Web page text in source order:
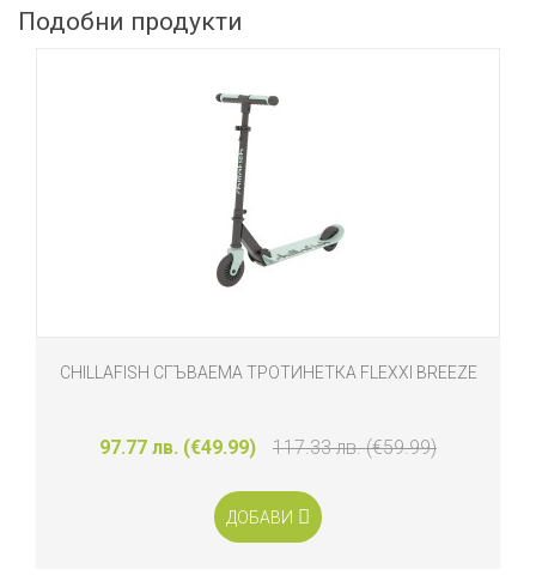
Подобни продукти
CHILLAFISH СГЪВАЕМА ТРОТИНЕТКА FLEXXI BREEZE
97.77 лв. (€49.99) 117.33 лв. (€59.99)
ДОБАВИ